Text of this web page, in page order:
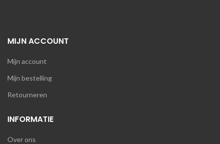
MIJN ACCOUNT
Mijn account
Mijn bestelling
Retourneren
INFORMATIE
Over ons